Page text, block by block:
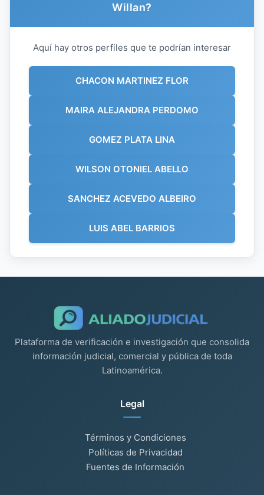
Willan?
Aquí hay otros perfiles que te podrían interesar
CHACON MARTINEZ FLOR
MAIRA ALEJANDRA PERDOMO
GOMEZ PLATA LINA
WILSON OTONIEL ABELLO
SANCHEZ ACEVEDO ALBEIRO
LUIS ABEL BARRIOS
Plataforma de verificación e investigación que consolida
información judicial, comercial y pública de toda
Latinoamérica.
Legal
Términos y Condiciones
Políticas de Privacidad
Fuentes de Información